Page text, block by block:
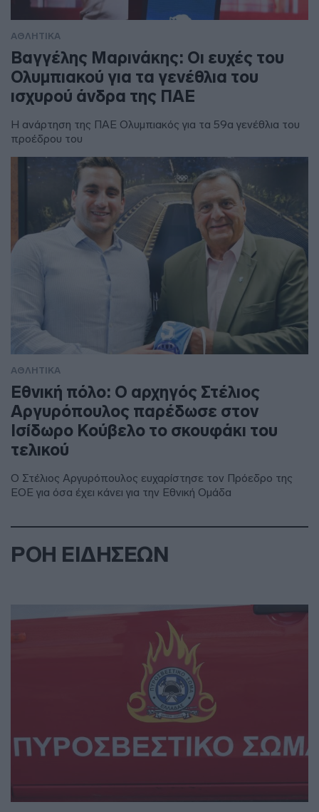
ΑΘΛΗΤΙΚΑ
Βαγγέλης Μαρινάκης: Οι ευχές του
Ολυμπιακού για τα γενέθλια του
ισχυρού άνδρα της ΠΑΕ
Η ανάρτηση της ΠΑΕ Ολυμπιακός για τα 59α γενέθλια του
προέδρου του
ΑΘΛΗΤΙΚΑ
Εθνική πόλο: Ο αρχηγός Στέλιος
Αργυρόπουλος παρέδωσε στον
Ισίδωρο Κούβελο το σκουφάκι του
τελικού
Ο Στέλιος Αργυρόπουλος ευχαρίστησε τον Πρόεδρο της
ΕΟΕ για όσα έχει κάνει για την Εθνική Ομάδα
ΡΟΗ ΕΙΔΗΣΕΩΝ